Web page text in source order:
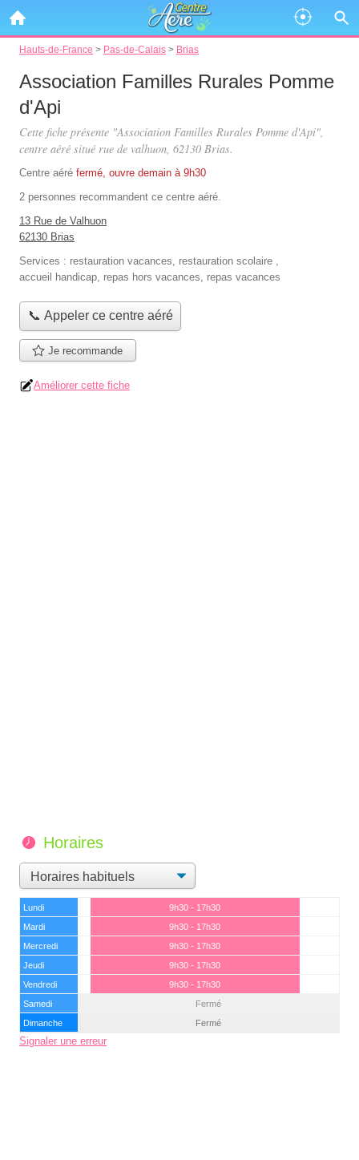
Hauts-de-France > Pas-de-Calais > Brias
Association Familles Rurales Pomme
d'Api
Cette fiche présente "Association Familles Rurales Pomme d'Api",
centre aéré situé rue de valhuon, 62130 Brias.
Centre aéré fermé, ouvre demain à 9h30
2 personnes recommandent ce centre aéré.
13 Rue de Valhuon
62130 Brias
Services : restauration vacances, restauration scolaire ,
accueil handicap, repas hors vacances, repas vacances
📞 Appeler ce centre aéré
Je recommande
Améliorer cette fiche
Horaires
Lundi
9h30 - 17h30
Mardi
9h30 - 17h30
Mercredi
9h30 - 17h30
Jeudi
9h30 - 17h30
Vendredi
9h30 - 17h30
Samedi
Fermé
Dimanche
Fermé
Signaler une erreur